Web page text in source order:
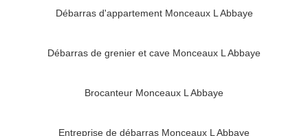
Débarras d'appartement Monceaux L Abbaye
Débarras de grenier et cave Monceaux L Abbaye
Brocanteur Monceaux L Abbaye
Entreprise de débarras Monceaux L Abbaye